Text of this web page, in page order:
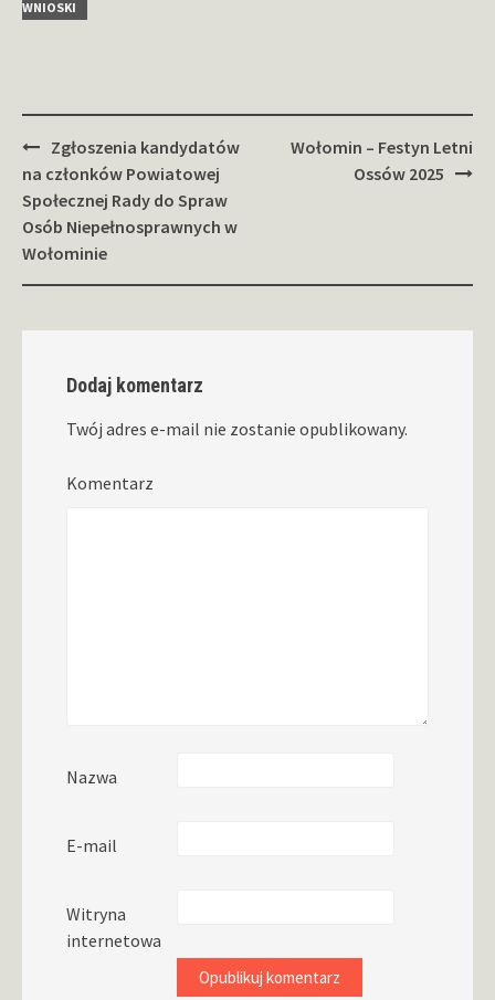
WNIOSKI
Zobacz
wpisy
Zgłoszenia kandydatów
na członków Powiatowej
Społecznej Rady do Spraw
Osób Niepełnosprawnych w
Wołominie
Wołomin – Festyn Letni
Ossów 2025
Dodaj komentarz
Twój adres e-mail nie zostanie opublikowany.
Komentarz
Nazwa
E-mail
Witryna
internetowa